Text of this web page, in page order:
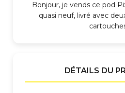
Bonjour, je vends ce pod
quasi neuf, livré avec
DÉTAILS DU